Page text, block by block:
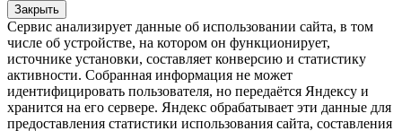
Закрыть
Сервис анализирует данные об использовании сайта, в том
числе об устройстве, на котором он функционирует,
источнике установки, составляет конверсию и статистику
активности. Собранная информация не может
идентифицировать пользователя, но передаётся Яндексу и
хранится на его сервере. Яндекс обрабатывает эти данные для
предоставления статистики использования сайта, составления